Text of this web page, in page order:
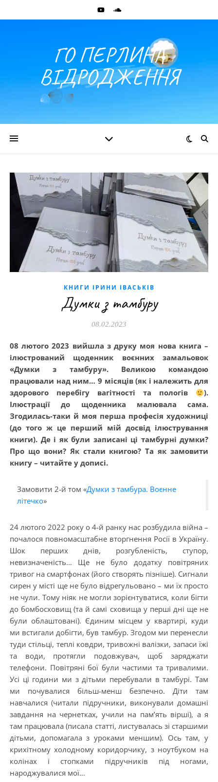
ГО ПЕРЛИНА
ВІДРОДЖЕННЯ
КНИГИ ІРИНИ ІВАСЬКІВ
Думки з тамбуру
08.02.2023
08 лютого 2023 вийшла з друку моя нова книга –
ілюстрований щоденник воєнних замальовок
«Думки з тамбуру». Великою командою
працювали над ним… 9 місяців (як і належить для
здорового перебігу вагітності та пологів
).
Ілюстрації до щоденника малювала сама.
Згодилась-таки й моя перша професія художниці
(до того ж це перший мій досвід ілюстрування
книги). Де і як були записані ці тамбурні думки?
Про що вони? Як стали книгою? Та як замовити
книгу – читайте у дописі.
Замовити 2-й том «Думки з тамбура. Воєнне
літечко»
24 лютого 2022 року о 4-й ранку нас розбудила війна –
почалося повномасштабне вторгнення Росії в Україну.
Шок перших днів, розгубленість, ступор,
невизначеність… Ще не було додатку повітряних
тривог на смартфонах (його створять пізніше). Сигнали
сирен у місті ще не було відрегульовано – ми їх просто
не чули. Тому ніяк не могли зорієнтуватися, коли бігти
до бомбосховищ (та й самі сховища у перші дні ще не
були облаштовані). Єдиним місцем у квартирі, куди
ми встигали добігти, був тамбур. Згодом ми перенесли
туди стільці, теплі ковдри, тривожні валізки, запаси їжі
та води, протягли подовжувач, щоб заряджати
телефони. Повітряні бої були частими та тривалими.
Усі ці години ми з дітьми перебували в тамбурі. Там
ми почувалися більш-менш безпечно. Діти там
навчалися (читали підручники, виконували домашні
завдання на чернетках, учили на пам’ять вірші), а я
там працювала (писала статті, листувалась зі старшими
дітьми, допомагала з уроками меншим). Ось там, у
крихітному холодному коридорчику, з ноутбуком на
колінах і стопками підручників під ногами,
народжувалися мої…